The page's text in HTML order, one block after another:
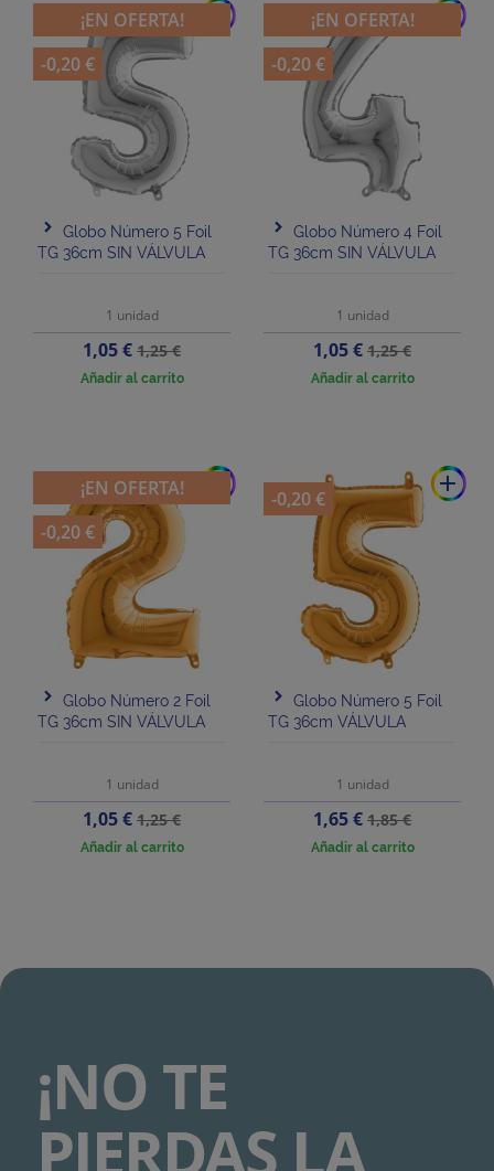
add
Globo Número 5 Foil
TG 36cm SIN VÁLVULA
1 unidad
Precio
1,05 €Precio
base
1,25 €
Añadir al carrito
¡EN OFERTA!
-0,20 €
add
Globo Número 4 Foil
TG 36cm SIN VÁLVULA
1 unidad
Precio
1,05 €Precio
base
1,25 €
Añadir al carrito
¡EN OFERTA!
-0,20 €
add
Globo Número 2 Foil
TG 36cm SIN VÁLVULA
1 unidad
Precio
1,05 €Precio
base
1,25 €
Añadir al carrito
¡EN OFERTA!
-0,20 €
add
Globo Número 5 Foil
TG 36cm VÁLVULA
1 unidad
Precio
1,65 €Precio
base
1,85 €
Añadir al carrito
-0,20 €
¡NO TE
PIERDAS LA